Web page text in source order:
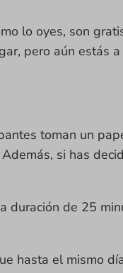
lo oyes, son
pero aún estás
toman un
si has
duración de 25
hasta el mismo